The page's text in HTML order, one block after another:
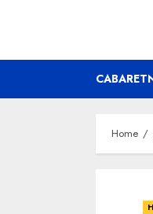
Home